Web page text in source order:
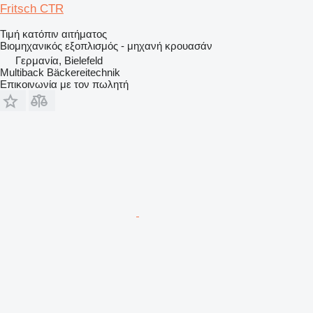
Fritsch CTR
Τιμή κατόπιν αιτήματος
Βιομηχανικός εξοπλισμός - μηχανή κρουασάν
Γερμανία, Bielefeld
Multiback Bäckereitechnik
Επικοινωνία με τον πωλητή